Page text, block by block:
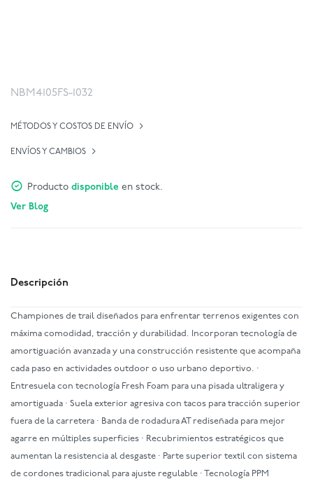
NBM4105FS-1032
MÉTODOS Y COSTOS DE ENVÍO
ENVÍOS Y CAMBIOS
Producto disponible en stock.
Ver Blog
Descripción
Championes de trail diseñados para enfrentar terrenos exigentes con
máxima comodidad, tracción y durabilidad. Incorporan tecnología de
amortiguación avanzada y una construcción resistente que acompaña
cada paso en actividades outdoor o uso urbano deportivo. ·
Entresuela con tecnología Fresh Foam para una pisada ultraligera y
amortiguada · Suela exterior agresiva con tacos para tracción superior
fuera de la carretera · Banda de rodadura AT rediseñada para mejor
agarre en múltiples superficies · Recubrimientos estratégicos que
aumentan la resistencia al desgaste · Parte superior textil con sistema
de cordones tradicional para ajuste regulable · Tecnología PPM